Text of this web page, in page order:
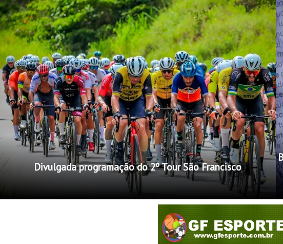
Divulgada programação do 2º Tour São Francisco